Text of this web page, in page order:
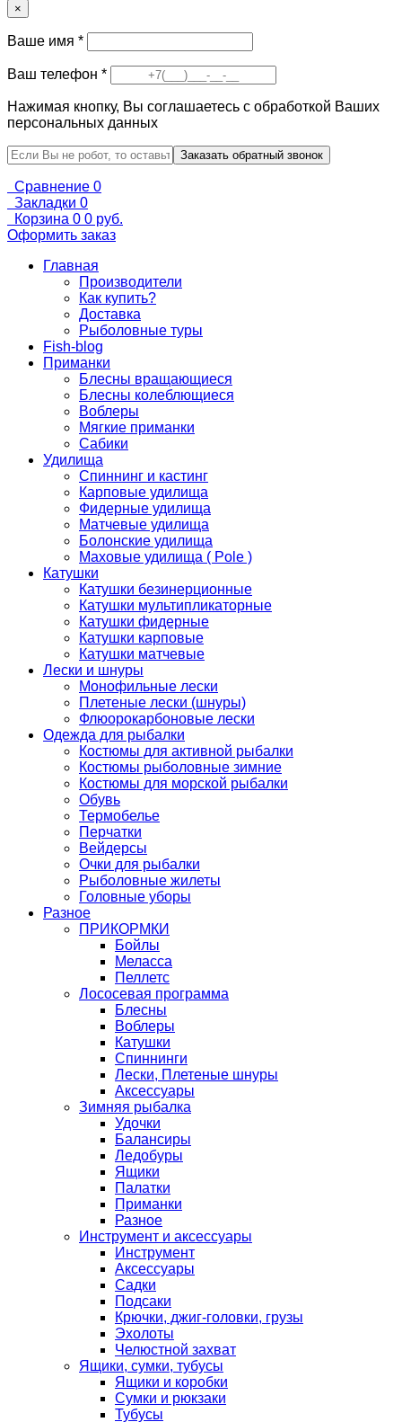
×
Ваше имя *
Ваш телефон *
Нажимая кнопку, Вы соглашаетесь с обработкой Ваших
персональных данных
Сравнение 0
Закладки 0
Корзина 0 0 руб.
Оформить заказ
Главная
Производители
Как купить?
Доставка
Рыболовные туры
Fish-blog
Приманки
Блесны вращающиеся
Блесны колеблющиеся
Воблеры
Мягкие приманки
Сабики
Удилища
Спиннинг и кастинг
Карповые удилища
Фидерные удилища
Матчевые удилища
Болонские удилища
Маховые удилища ( Pole )
Катушки
Катушки безинерционные
Катушки мультипликаторные
Катушки фидерные
Катушки карповые
Катушки матчевые
Лески и шнуры
Монофильные лески
Плетеные лески (шнуры)
Флюорокарбоновые лески
Одежда для рыбалки
Костюмы для активной рыбалки
Костюмы рыболовные зимние
Костюмы для морской рыбалки
Обувь
Термобелье
Перчатки
Вейдерсы
Очки для рыбалки
Рыболовные жилеты
Головные уборы
Разное
ПРИКОРМКИ
Бойлы
Меласса
Пеллетс
Лососевая программа
Блесны
Воблеры
Катушки
Спиннинги
Лески, Плетеные шнуры
Аксессуары
Зимняя рыбалка
Удочки
Балансиры
Ледобуры
Ящики
Палатки
Приманки
Разное
Инструмент и аксессуары
Инструмент
Аксессуары
Садки
Подсаки
Крючки, джиг-головки, грузы
Эхолоты
Челюстной захват
Ящики, сумки, тубусы
Ящики и коробки
Сумки и рюкзаки
Тубусы